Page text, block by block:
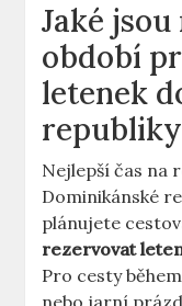
Jaké
období
letenek
Nejlepší čas na
Dominikánské
plánujete
rezervovat
Pro cesty